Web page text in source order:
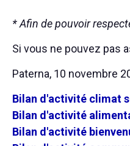
* Afin de pouvoir
Si vous ne pouvez pas
Paterna, 10 novembre
Bilan d'activité climat
Bilan d'activité
Bilan d'activité